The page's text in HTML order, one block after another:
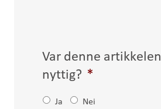
Var denne artikkelen
nyttig? *
Ja Nei